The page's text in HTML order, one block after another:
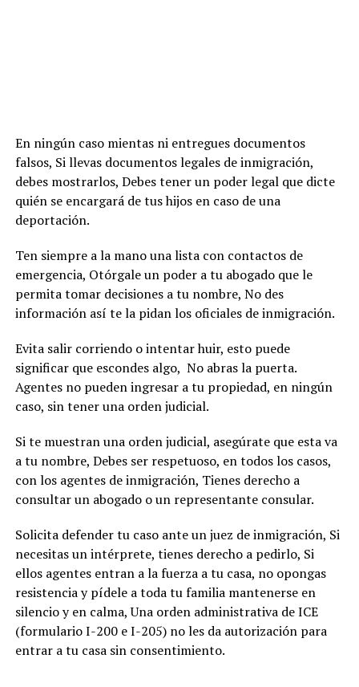
En ningún caso mientas ni entregues documentos
falsos, Si llevas documentos legales de inmigración,
debes mostrarlos, Debes tener un poder legal que dicte
quién se encargará de tus hijos en caso de una
deportación.
Ten siempre a la mano una lista con contactos de
emergencia, Otórgale un poder a tu abogado que le
permita tomar decisiones a tu nombre, No des
información así te la pidan los oficiales de inmigración.
Evita salir corriendo o intentar huir, esto puede
significar que escondes algo, No abras la puerta.
Agentes no pueden ingresar a tu propiedad, en ningún
caso, sin tener una orden judicial.
Si te muestran una orden judicial, asegúrate que esta va
a tu nombre, Debes ser respetuoso, en todos los casos,
con los agentes de inmigración, Tienes derecho a
consultar un abogado o un representante consular.
Solicita defender tu caso ante un juez de inmigración, Si
necesitas un intérprete, tienes derecho a pedirlo, Si
ellos agentes entran a la fuerza a tu casa, no opongas
resistencia y pídele a toda tu familia mantenerse en
silencio y en calma, Una orden administrativa de ICE
(formulario I-200 e I-205) no les da autorización para
entrar a tu casa sin consentimiento.